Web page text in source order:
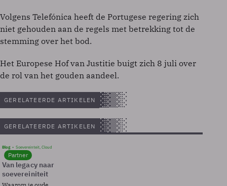
Volgens Telefónica heeft de Portugese regering zich
niet gehouden aan de regels met betrekking tot de
stemming over het bod.
Het Europese Hof van Justitie buigt zich 8 juli over
de rol van het gouden aandeel.
GERELATEERDE ARTIKELEN
GERELATEERDE ARTIKELEN
Blog Soevereinteit, Cloud
Partner
Van legacy naar
soevereiniteit